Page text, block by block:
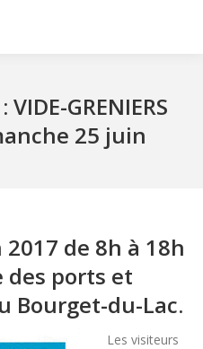
GRENIERS
25 juin
de 8h à 18h
des ports et
Bourget-du-Lac.
Les visiteurs